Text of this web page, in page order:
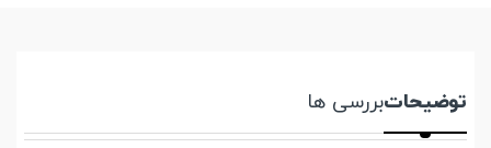
توضیحاتبررسی ها